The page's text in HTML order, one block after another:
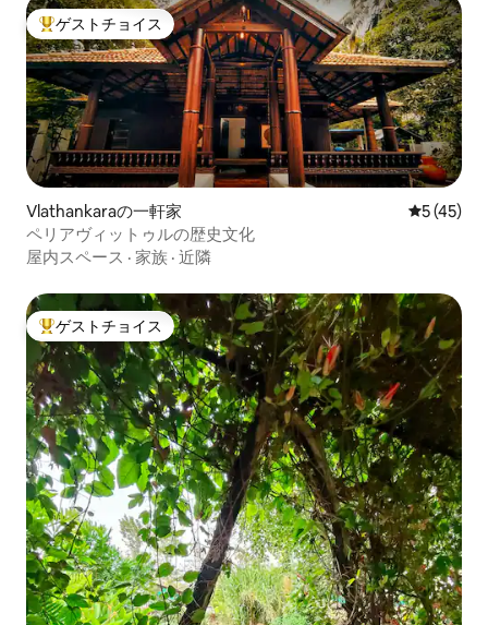
大好評のゲストチョイスです。
ゲストチョイス
Vlathankaraの一軒家 レビュー
5 (45)
ペリアヴィットゥルの歴史文化
屋内スペース · 家族 · 近隣
大好評のゲストチョイスです。
ゲストチョイス